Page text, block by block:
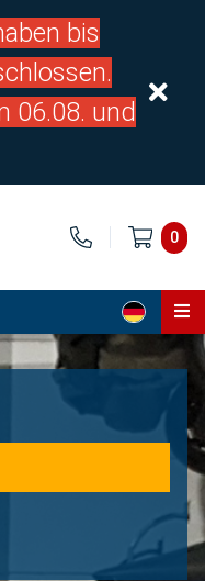
bis
06.08. und
0
Home
Über uns
Kontakt
Volvo Verkaufen?